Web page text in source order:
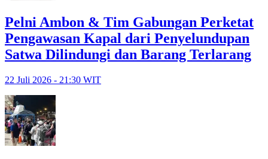
Pelni Ambon & Tim Gabungan Perketat
Pengawasan Kapal dari Penyelundupan
Satwa Dilindungi dan Barang Terlarang
22 Juli 2026 - 21:30 WIT